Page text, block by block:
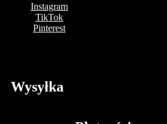
Instagram
TikTok
Pinterest
Wysyłka